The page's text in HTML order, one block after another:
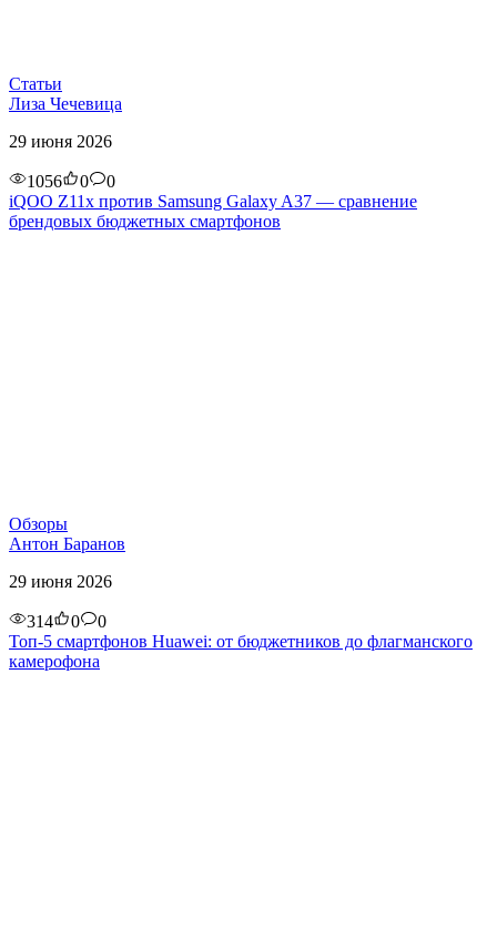
Статьи
Лиза Чечевица
29 июня 2026
1056 0
0
iQOO Z11x против Samsung Galaxy A37 — сравнение
брендовых бюджетных смартфонов
Обзоры
Антон Баранов
29 июня 2026
314 0
0
Топ-5 смартфонов Huawei: от бюджетников до флагманского
камерофона